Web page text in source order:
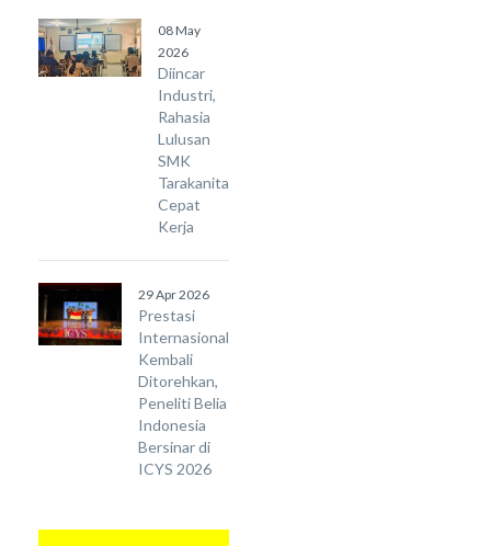
08 May
2026
Diincar
Industri,
Rahasia
Lulusan
SMK
Tarakanita
Cepat
Kerja
29 Apr 2026
Prestasi
Internasional
Kembali
Ditorehkan,
Peneliti Belia
Indonesia
Bersinar di
ICYS 2026